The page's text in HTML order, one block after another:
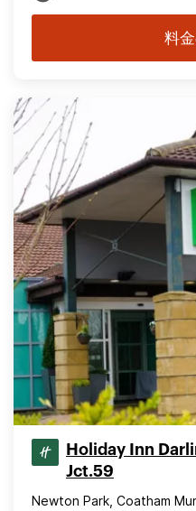
料
Holiday Inn
Jct.59
Newton Park, Coatham